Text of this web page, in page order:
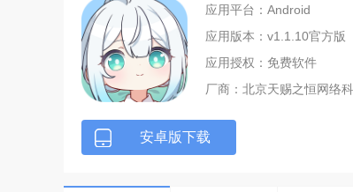
应用平台：Android
应用版本：v1.1.10官方版
应用授权：免费软件
厂商： 北京天赐之恒网络
安卓版下载